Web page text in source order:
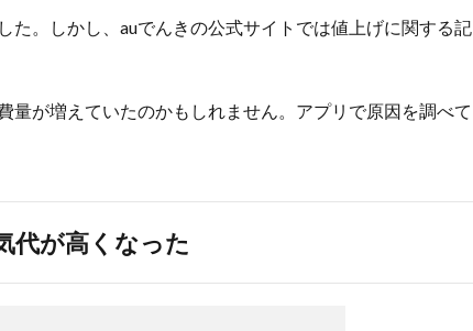
た。しかし、auでんきの公式サイトでは値上げに関する記
量が増えていたのかもしれません。アプリで原因を調べて
代が高くなった